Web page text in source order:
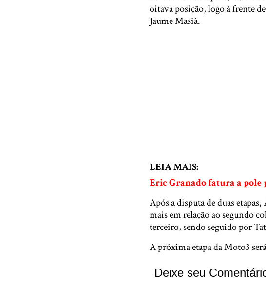
oitava posição, logo à frente
Jaume Masià.
LEIA MAIS:
Eric Granado fatura a pole
Após a disputa de duas
mais em relação ao segundo
terceiro, sendo seguido por
A próxima etapa da Moto3
Deixe seu